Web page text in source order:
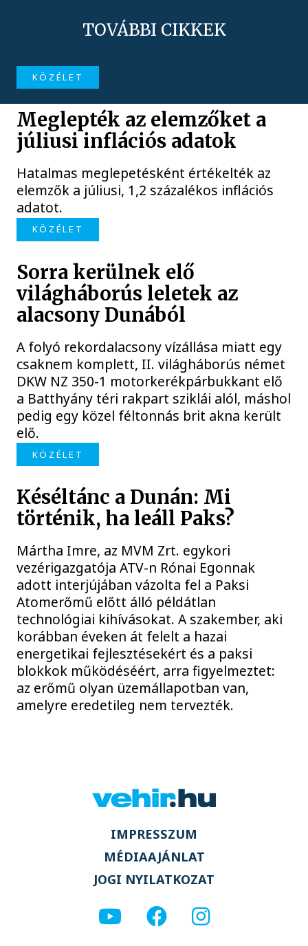
TOVÁBBI CIKKEK
KÖZÉLET
Meglepték az elemzőket a
júliusi inflációs adatok
Hatalmas meglepetésként értékelték az
elemzők a júliusi, 1,2 százalékos inflációs
adatot.
KÖZÉLET
Sorra kerülnek elő
világháborús leletek az
alacsony Dunából
A folyó rekordalacsony vízállása miatt egy
csaknem komplett, II. világháborús német
DKW NZ 350-1 motorkerékpárbukkant elő
a Batthyány téri rakpart sziklái alól, máshol
pedig egy közel féltonnás brit akna került
elő.
KÖZÉLET
Késéltánc a Dunán: Mi
történik, ha leáll Paks?
Mártha Imre, az MVM Zrt. egykori
vezérigazgatója ATV-n Rónai Egonnak
adott interjújában vázolta fel a Paksi
Atomerőmű előtt álló példátlan
technológiai kihívásokat. A szakember, aki
korábban éveken át felelt a hazai
energetikai fejlesztésekért és a paksi
blokkok működéséért, arra figyelmeztet:
az erőmű olyan üzemállapotban van,
amelyre eredetileg nem tervezték.
IMPRESSZUM
MÉDIAAJÁNLAT
JOGI NYILATKOZAT